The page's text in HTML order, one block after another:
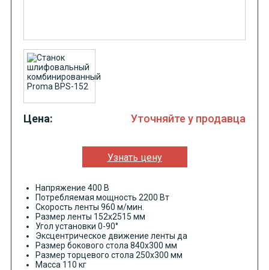
Цена: Уточняйте у продавца
Узнать цену
Напряжение 400 В
Потребляемая мощность 2200 Вт
Скорость ленты 960 м/мин.
Размер ленты 152x2515 мм
Угол установки 0-90°
Эксцентрическое движение ленты да
Размер бокового стола 840x300 мм
Размер торцевого стола 250x300 мм
Масса 110 кг